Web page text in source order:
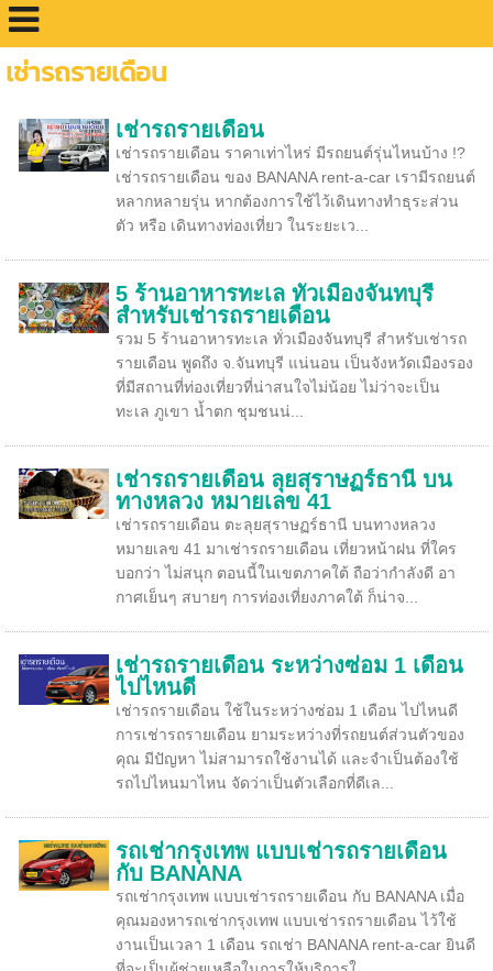
เช่ารถรายเดือน
เช่ารถรายเดือน
เช่ารถรายเดือน ราคาเท่าไหร่ มีรถยนต์รุ่นไหนบ้าง !?
เช่ารถรายเดือน ของ BANANA rent-a-car เรามีรถยนต์
หลากหลายรุ่น หากต้องการใช้ไว้เดินทางทำธุระส่วน
ตัว หรือ เดินทางท่องเที่ยว ในระยะเว...
5 ร้านอาหารทะเล ทั่วเมืองจันทบุรี
สำหรับเช่ารถรายเดือน
รวม 5 ร้านอาหารทะเล ทั่วเมืองจันทบุรี สำหรับเช่ารถ
รายเดือน พูดถึง จ.จันทบุรี แน่นอน เป็นจังหวัดเมืองรอง
ที่มีสถานที่ท่องเที่ยวที่น่าสนใจไม่น้อย ไม่ว่าจะเป็น
ทะเล ภูเขา น้ำตก ชุมชนน่...
เช่ารถรายเดือน ลุยสุราษฏร์ธานี บน
ทางหลวง หมายเลข 41
เช่ารถรายเดือน ตะลุยสุราษฏร์ธานี บนทางหลวง
หมายเลข 41 มาเช่ารถรายเดือน เที่ยวหน้าฝน ที่ใคร
บอกว่า ไม่สนุก ตอนนี้ในเขตภาคใต้ ถือว่ากำลังดี อา
กาศเย็นๆ สบายๆ การท่องเที่ยงภาคใต้ ก็น่าจ...
เช่ารถรายเดือน ระหว่างซ่อม 1 เดือน
ไปไหนดี
เช่ารถรายเดือน ใช้ในระหว่างซ่อม 1 เดือน ไปไหนดี
การเช่ารถรายเดือน ยามระหว่างที่รถยนต์ส่วนตัวของ
คุณ มีปัญหา ไม่สามารถใช้งานได้ และจำเป็นต้องใช้
รถไปไหนมาไหน จัดว่าเป็นตัวเลือกที่ดีเล...
รถเช่ากรุงเทพ แบบเช่ารถรายเดือน
กับ BANANA
รถเช่ากรุงเทพ แบบเช่ารถรายเดือน กับ BANANA เมื่อ
คุณมองหารถเช่ากรุงเทพ แบบเช่ารถรายเดือน ไว้ใช้
งานเป็นเวลา 1 เดือน รถเช่า BANANA rent-a-car ยินดี